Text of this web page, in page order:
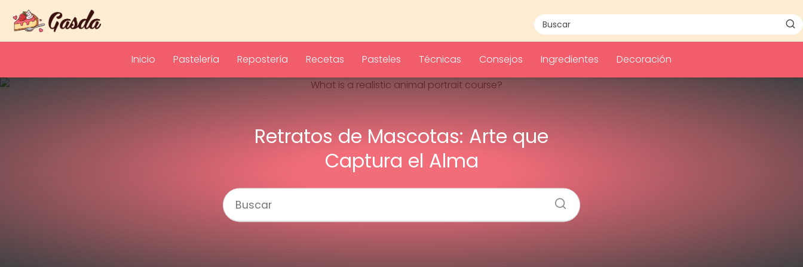
Inicio Pastelería Repostería Recetas Pasteles Técnicas Consejos Ingredientes Decoración
Retratos de Mascotas: Arte que
Captura el Alma